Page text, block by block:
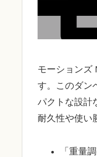
モーションズ
す。このダン
パクトな設計
耐久性や使い
「重量